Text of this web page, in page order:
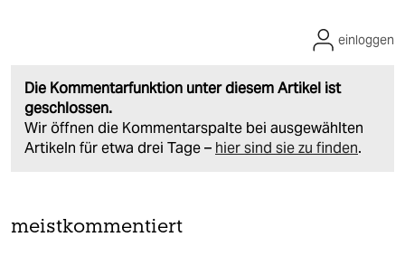
Die Kommentarfunktion unter diesem Artikel ist
geschlossen.
Wir öffnen die Kommentarspalte bei ausgewählten
Artikeln für etwa drei Tage – hier sind sie zu finden.
einloggen
meistkommentiert